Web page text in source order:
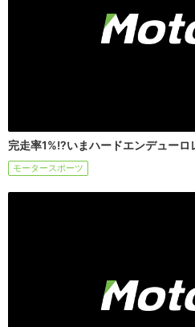
完走率1%!?いまハードエンデューロ
モータースポーツ